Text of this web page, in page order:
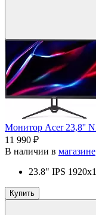
Монитор Acer 23,8''
11 990 ₽
В наличии в магазине
23.8" IPS
Купить